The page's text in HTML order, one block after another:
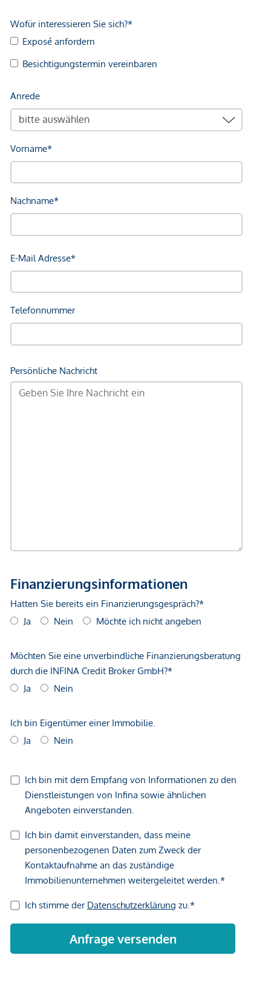
Immobilienunternehmen angeboten. Allfällige aus dem
Vertragsabschluss resultierende Rechte sind ausschließlich
geltend zu machen. Wir weisen Sie darauf hin, dass die
unverbindliche Vorabinformationen sind und daher ohne
Gewähr erfolgen. Der Vermittler ist als Doppelmakler tätig.